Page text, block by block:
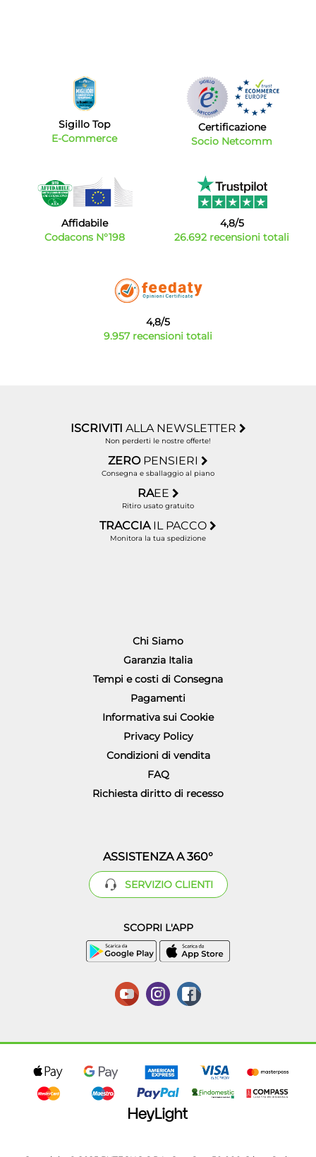
Sigillo Top
E-Commerce
Certificazione
Socio Netcomm
Affidabile
Codacons N°198
4,8/5
26.692 recensioni totali
4,8/5
9.957 recensioni totali
ISCRIVITI ALLA NEWSLETTER
Non perderti le nostre offerte!
ZERO PENSIERI
Consegna e sballaggio al piano
RAEE
Ritiro usato gratuito
TRACCIA IL PACCO
Monitora la tua spedizione
Chi Siamo
Garanzia Italia
Tempi e costi di Consegna
Pagamenti
Informativa sui Cookie
Privacy Policy
Condizioni di vendita
FAQ
Richiesta diritto di recesso
ASSISTENZA A 360°
SERVIZIO CLIENTI
SCOPRI L'APP